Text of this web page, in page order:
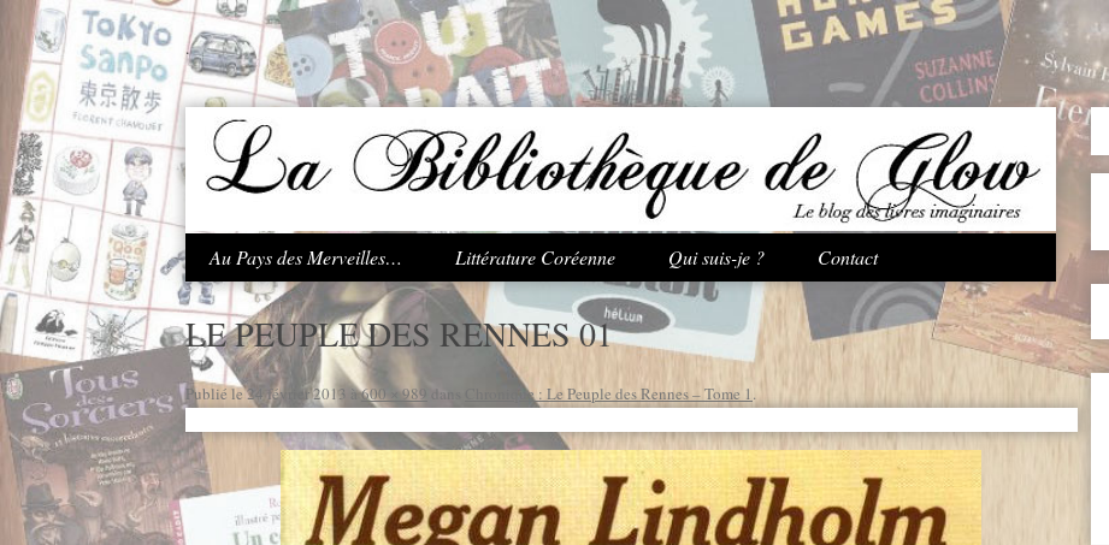
.
Aller au contenu principal
Au Pays des Merveilles… Littérature Coréenne Qui suis-je ? Contact
LE PEUPLE DES RENNES 01
Publié le24 février 2013 à600 × 989 dans Chronique : Le Peuple des Rennes – Tome 1.